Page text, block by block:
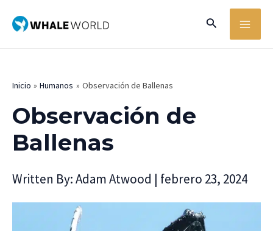
Buscar
Inicio Humanos Observación de Ballenas
Observación de
Ballenas
Written By:Adam Atwood | febrero 23, 2024